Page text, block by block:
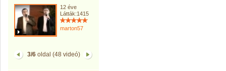
12 éve
Látták:1415
marton57
3/6oldal (48 videó)